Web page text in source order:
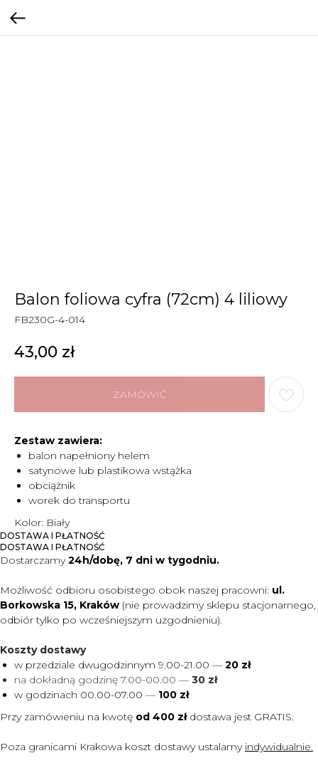
Balon foliowa cyfra (72cm) 4 liliowy
FB230G-4-014
43,00 zł
ZAMÓWIĆ
Zestaw zawiera:
balon napełniony helem
satynowe lub plastikowa wstążka
obciążnik
worek do transportu
Kolor: Biały
DOSTAWA I PŁATNOŚĆ
DOSTAWA I PŁATNOŚĆ
Dostarczamy24h/dobę, 7 dni w tygodniu.
Możliwość odbioru osobistego obok naszej pracowni: ul.
Borkowska 15, Kraków (nie prowadzimy sklepu stacjonarnego,
odbiór tylko po wcześniejszym uzgodnieniu).
Koszty dostawy
w przedziale dwugodzinnym 9.00-21.00 — 20 zł
na dokładną godzinę 7.00-00.00 — 30 zł
w godzinach 00.00-07.00 — 100 zł
Przy zamówieniu na kwotę od 400 zł dostawa jest GRATIS.
Poza granicami Krakowa koszt dostawy ustalamy indywidualnie.